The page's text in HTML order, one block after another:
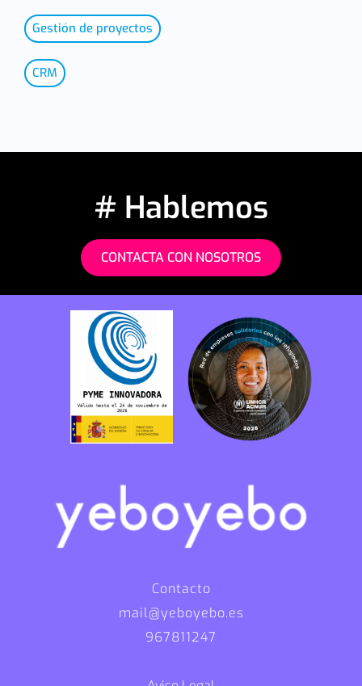
Gestión de proyectos
CRM
# Hablemos
CONTACTA CON NOSOTROS
Contacto
mail@yeboyebo.es
967811247